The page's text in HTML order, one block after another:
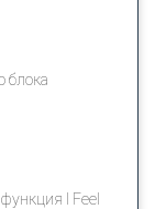
блока
I Feel